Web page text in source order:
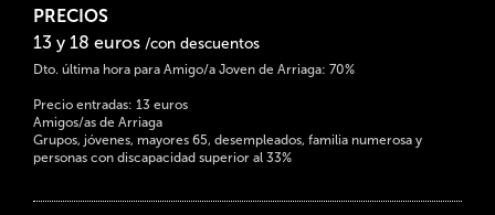
PRECIOS
13 y 18 euros /con descuentos
Dto. última hora para Amigo/a Joven de Arriaga: 70%
Precio entradas: 13 euros
Amigos/as de Arriaga
Grupos, jóvenes, mayores 65, desempleados, familia numerosa y
personas con discapacidad superior al 33%